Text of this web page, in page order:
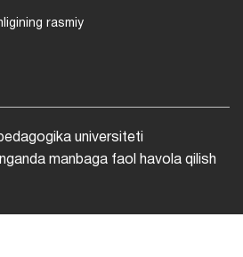
rasmiy
universiteti
manbaga faol havola qilish